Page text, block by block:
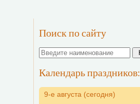
Поиск по сайту
Календарь праздников:
9-е августа (сегодня)